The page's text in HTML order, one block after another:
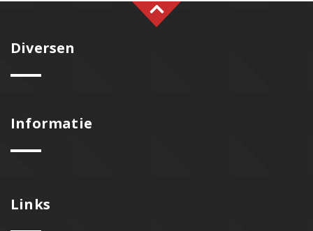
Diversen
Informatie
Links